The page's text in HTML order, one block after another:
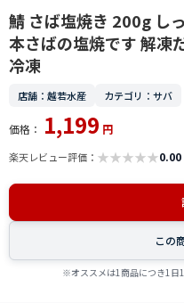
鯖 さば塩焼き 200g し
本さばの塩焼です 解凍
冷凍
店舗：越若水産 カテゴリ：サバ
価格： 1,199 円
楽天レビュー評価： ★★★★★0.00
この
※オススメは1商品につき1日